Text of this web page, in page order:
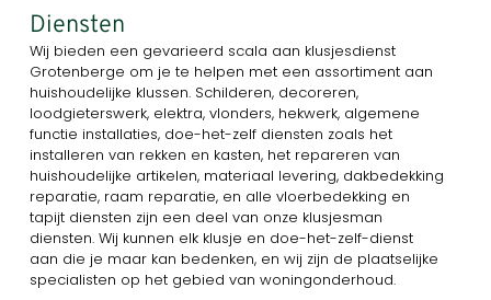
Diensten
Wij bieden een gevarieerd scala aan klusjesdienst
Grotenberge om je te helpen met een assortiment aan
huishoudelijke klussen. Schilderen, decoreren,
loodgieterswerk, elektra, vlonders, hekwerk, algemene
functie installaties, doe-het-zelf diensten zoals het
installeren van rekken en kasten, het repareren van
huishoudelijke artikelen, materiaal levering, dakbedekking
reparatie, raam reparatie, en alle vloerbedekking en
tapijt diensten zijn een deel van onze klusjesman
diensten. Wij kunnen elk klusje en doe-het-zelf-dienst
aan die je maar kan bedenken, en wij zijn de plaatselijke
specialisten op het gebied van woningonderhoud.